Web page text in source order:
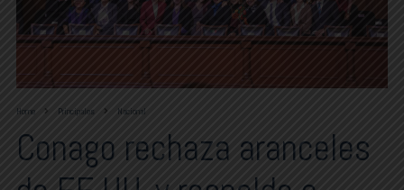
Home Principales Nacional
Conago rechaza aranceles